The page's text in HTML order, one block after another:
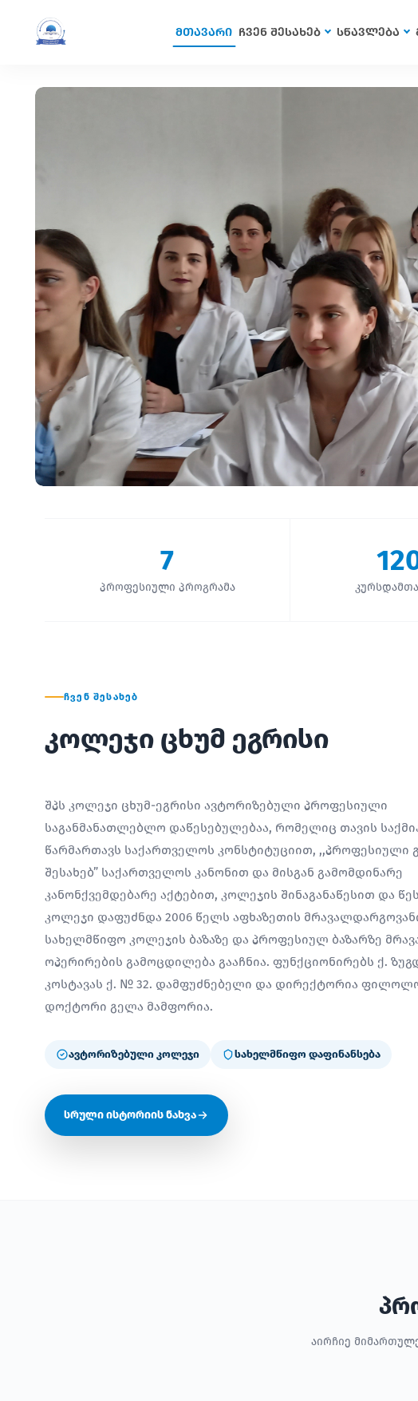
მთავარი ჩვენ შესახებ სწავლება
7
პროფესიული პროგრამა
ᲩᲕᲔᲜ ᲨᲔᲡᲐᲮᲔᲑ
კოლეჯი ცხუმ ეგრისი
შპს კოლეჯი ცხუმ-ეგრისი ავტორიზებული პროფესიული
საგანმანათლებლო დაწესებულებაა, რომელიც თავის
წარმართავს საქართველოს კონსტიტუციით, ,,პროფესიული
შესახებ” საქართველოს კანონით და მისგან გამომდინარე
კანონქვემდებარე აქტებით, კოლეჯის შინაგანაწესით და
კოლეჯი დაფუძნდა 2006 წელს აფხაზეთის
სახელმწიფო კოლეჯის ბაზაზე და პროფესიულ ბაზარზე
ოპერირების გამოცდილება გააჩნია. ფუნქციონირებს ქ.
კოსტავას ქ. № 32. დამფუძნებელი და დირექტორია
დოქტორი გელა მამფორია.
ავტორიზებული კოლეჯი სახელმწიფო დაფინანსება
სრული ისტორიის ნახვა
აირჩიე